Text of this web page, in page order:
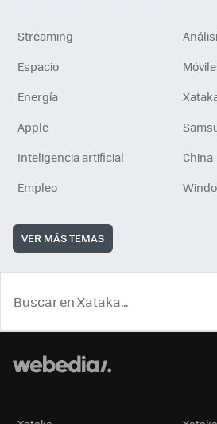
Streaming
Espacio
Energía
Apple
Inteligencia artificial
China
Empleo
VER MÁS TEMAS